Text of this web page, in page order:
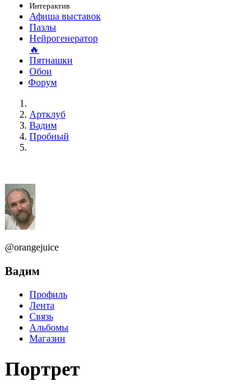
Интерактив
Афиша выставок
Пазлы
Нейрогенератор
🔥
Пятнашки
Обои
Форум
Артклуб
Вадим
Пробный
@orangejuice
Вадим
Профиль
Лента
Связь
Альбомы
Магазин
Портрет